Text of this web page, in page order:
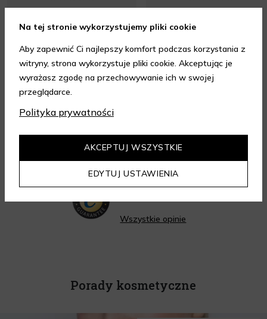
Paczka była na drugi dzień.
Szczelnie i bezpiecznie
zapakowana. Polecam
Opinia z dnia 06.08.2026 r. Opinia z dnia 06.08.2026 r.
4.95/ 5.00
Wszystkie opinie
Porady kosmetyczne
Na tej stronie wykorzystujemy pliki cookie
Aby zapewnić Ci najlepszy komfort podczas korzystania z
witryny, strona wykorzystuje pliki cookie. Akceptując je
wyrażasz zgodę na przechowywanie ich w swojej
przeglądarce.
Polityka prywatności
EDYTUJ USTAWIENIA
AKCEPTUJ WSZYSTKIE